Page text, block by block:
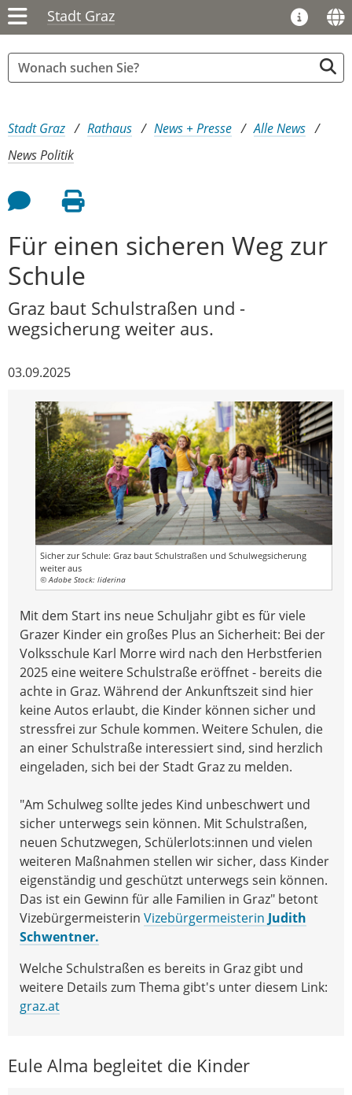
Stadt Graz
Sie sind hier:
Stadt Graz Rathaus News + Presse
Alle News
News Politik
Feedback an Autor
Seite drucken
Für einen sicheren Weg zur
Schule
Graz baut Schulstraßen und -
wegsicherung weiter aus.
03.09.2025
Sicher zur Schule: Graz baut Schulstraßen und Schulwegsicherung
weiter aus
© Adobe Stock: liderina
Mit dem Start ins neue Schuljahr gibt es für viele
Grazer Kinder ein großes Plus an Sicherheit: Bei der
Volksschule Karl Morre wird nach den Herbstferien
2025 eine weitere Schulstraße eröffnet - bereits die
achte in Graz. Während der Ankunftszeit sind hier
keine Autos erlaubt, die Kinder können sicher und
stressfrei zur Schule kommen. Weitere Schulen, die
an einer Schulstraße interessiert sind, sind herzlich
eingeladen, sich bei der Stadt Graz zu melden.
"Am Schulweg sollte jedes Kind unbeschwert und
sicher unterwegs sein können. Mit Schulstraßen,
neuen Schutzwegen, Schülerlots:innen und vielen
weiteren Maßnahmen stellen wir sicher, dass Kinder
eigenständig und geschützt unterwegs sein können.
Das ist ein Gewinn für alle Familien in Graz" betont
Vizebürgermeisterin Vizebürgermeisterin Judith
Schwentner.
Welche Schulstraßen es bereits in Graz gibt und
weitere Details zum Thema gibt's unter diesem Link:
graz.at
Eule Alma begleitet die Kinder